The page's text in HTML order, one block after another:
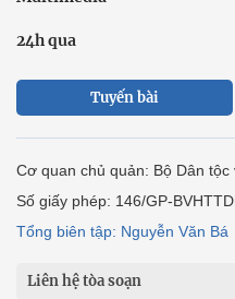
24h qua
Tuyến bài
Cơ quan chủ quản: Bộ Dân tộc
Số giấy phép: 146/GP-
Tổng biên tập: Nguyễn Văn Bá
Liên hệ tòa soạn